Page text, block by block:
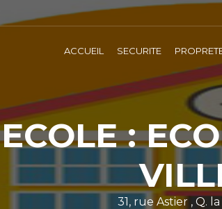
ACCUEIL SECURITE
ECOLE :
31, rue Astier , Q.